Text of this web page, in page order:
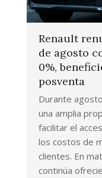
Renault
de agosto
0%,
posventa
Durante
una amplia
facilitar el
los costos de
clientes. En
continúa